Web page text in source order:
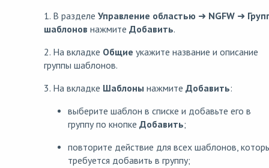
1. В разделе Управление областью ➜ NGFW ➜
шаблонов нажмите Добавить.
2. На вкладке Общие укажите название и описание
группы шаблонов.
3. На вкладке Шаблоны нажмите Добавить:
выберите шаблон в списке и добавьте его в
группу по кнопке Добавить;
повторите действие для всех шаблонов,
требуется добавить в группу;